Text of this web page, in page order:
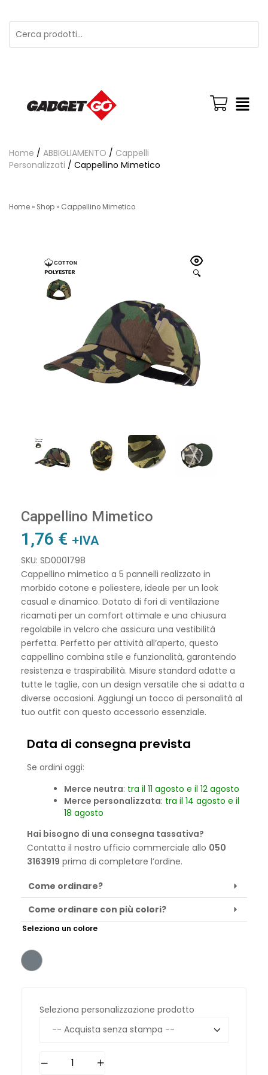
Home / ABBIGLIAMENTO / Cappelli
Personalizzati / Cappellino Mimetico
Home » Shop » Cappellino Mimetico
🔍
Cappellino Mimetico
1,76 € +IVA
SKU: SD0001798
Cappellino mimetico a 5 pannelli realizzato in
morbido cotone e poliestere, ideale per un look
casual e dinamico. Dotato di fori di ventilazione
ricamati per un comfort ottimale e una chiusura
regolabile in velcro che assicura una vestibilità
perfetta. Perfetto per attività all’aperto, questo
cappellino combina stile e funzionalità, garantendo
resistenza e traspirabilità. Misure standard adatte a
tutte le taglie, con un design versatile che si adatta a
diverse occasioni. Aggiungi un tocco di personalità al
tuo outfit con questo accessorio essenziale.
Data di consegna prevista
Se ordini oggi:
Merce neutra: tra il 11 agosto e il 12 agosto
Merce personalizzata: tra il 14 agosto e il
18 agosto
Hai bisogno di una consegna tassativa?
Contatta il nostro ufficio commerciale allo 050
3163919 prima di completare l’ordine.
Come ordinare?
Come ordinare con più colori?
Seleziona un colore
Seleziona personalizzazione prodotto